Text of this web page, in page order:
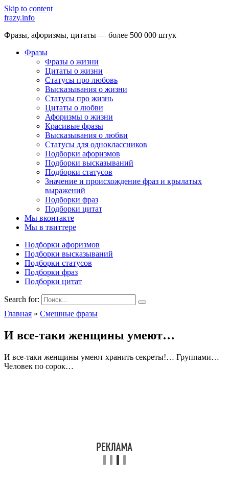
Skip to content
frazy.info
Фразы, афоризмы, цитаты — более 500 000 штук
Фразы
Фразы о жизни
Цитаты о жизни
Статусы про любовь
Высказывания о жизни
Статусы про жизнь
Цитаты о любви
Афоризмы о жизни
Красивые фразы
Высказывания о любви
Статусы для одноклассников
Подборки афоризмов
Подборки высказываний
Подборки статусов
Значение и происхождение фраз и крылатых
выражений
Подборки фраз
Подборки цитат
Мы вконтакте
Мы в твиттере
Подборки афоризмов
Подборки высказываний
Подборки статусов
Подборки фраз
Подборки цитат
Search for:
Главная » Смешные фразы
И все-таки женщины умеют…
И все-таки женщины умеют хранить секреты!… Группами…
Человек по сорок…